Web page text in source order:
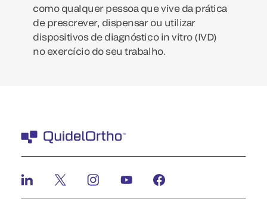
como qualquer pessoa que vive da prática
de prescrever, dispensar ou utilizar
dispositivos de diagnóstico in vitro (IVD)
no exercício do seu trabalho.